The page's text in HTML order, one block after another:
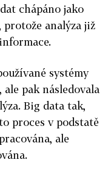
chápáno jako
analýza již
systémy
pak následovala
Big data tak,
proces v podstatě
ale